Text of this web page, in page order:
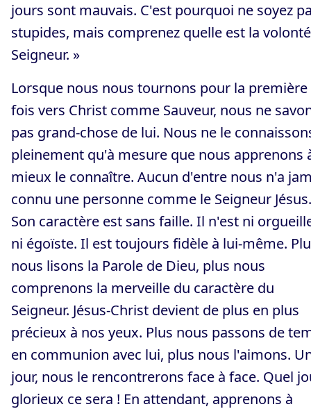
jours sont mauvais. C'est pourquoi ne soyez
stupides, mais comprenez quelle est la
Seigneur. »
Lorsque nous nous tournons pour la première
fois vers Christ comme Sauveur, nous ne
pas grand-chose de lui. Nous ne le
pleinement qu'à mesure que nous apprenons
mieux le connaître. Aucun d'entre nous n'a
connu une personne comme le Seigneur Jésus.
Son caractère est sans faille. Il n'est ni
ni égoïste. Il est toujours fidèle à lui-même.
nous lisons la Parole de Dieu, plus nous
comprenons la merveille du caractère du
Seigneur. Jésus-Christ devient de plus en plus
précieux à nos yeux. Plus nous passons de
en communion avec lui, plus nous l'aimons.
jour, nous le rencontrerons face à face. Quel
glorieux ce sera ! En attendant, apprenons à